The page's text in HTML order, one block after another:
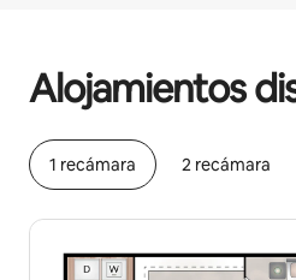
Alojamientos
1 recámara 2 recámara